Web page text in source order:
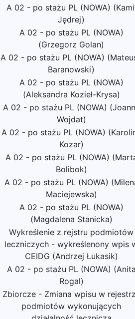
A 02 - po stażu PL (NOWA)
Jędrej)
A 02 - po stażu PL (NOWA)
(Grzegorz Golan)
A 02 - po stażu PL (NOWA)
Baranowski)
A 02 - po stażu PL (NOWA)
(Aleksandra Kozieł-Krysa)
A 02 - po stażu PL (NOWA)
Wojdat)
A 02 - po stażu PL (NOWA)
Kozar)
A 02 - po stażu PL (NOWA)
Bolibok)
A 02 - po stażu PL (NOWA)
Maciejewska)
A 02 - po stażu PL (NOWA)
(Magdalena Stanicka)
Wykreślenie z rejstru podmiotów
leczniczych - wykreślenony wpis
CEIDG (Andrzej Łukasik)
A 02 - po stażu PL (NOWA)
Rogal)
Zbiorcze - Zmiana wpisu w
podmiotów wykonujących